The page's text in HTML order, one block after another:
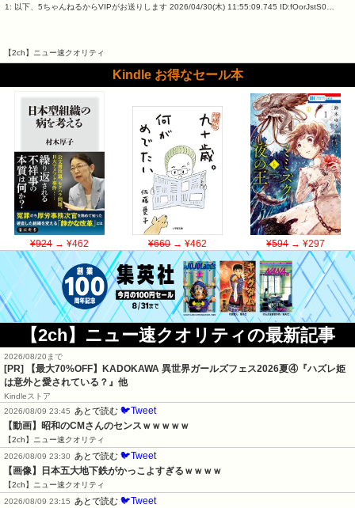
1: 以下、5ちゃんねるからVIPがお送りします 2026/04/30(木) 11:55:09.745 ID:fOorJstS0…
【2ch】ニュー速クオリティ
Kindle お得なセール本
¥924→ ¥462 ¥660→ ¥462 ¥594→ ¥297
【2ch】ニュー速クオリティの最新記事
2026/08/20まで
[PR] 【最大70%OFF】KADOKAWA 異世界ガールズフェス2026夏④『ハズレ姫
は意外と愛されている？』他
Kindleストア
2026/08/09 23:45
あとで読む 🐦Tweet
【動画】昭和のCMさんのセンスｗｗｗｗｗ
【2ch】ニュー速クオリティ
2026/08/09 23:30
あとで読む 🐦Tweet
【画像】日本五大地下鉄がかっこよすぎるｗｗｗｗ
【2ch】ニュー速クオリティ
2026/08/09 23:15
あとで読む 🐦Tweet